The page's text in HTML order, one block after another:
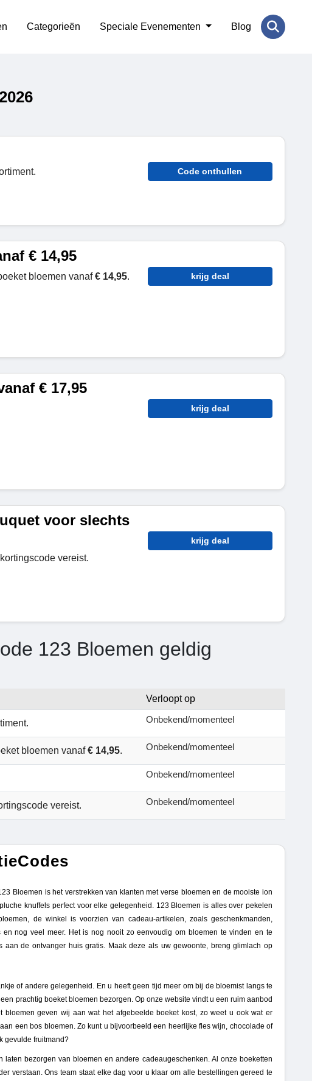
Categorieën Speciale Evenementen Blog
Code onthullen
€ 14,95
bloemen vanaf€ 14,95. krijg deal
€ 17,95
krijg deal
voor slechts
vereist.
krijg deal
123 Bloemen geldig
Verloopt op
Onbekend/momenteel
bloemen vanaf€ 14,95. Onbekend/momenteel
Onbekend/momenteel
vereist. Onbekend/momenteel
Bloemen is het verstrekken van klanten met verse bloemen en de mooiste ion
knuffels perfect voor elke gelegenheid. 123 Bloemen is alles over pekelen
de winkel is voorzien van cadeau-artikelen, zoals geschenkmanden,
nog veel meer. Het is nog nooit zo eenvoudig om bloemen te vinden en te
de ontvanger huis gratis. Maak deze als uw gewoonte, breng glimlach op
of andere gelegenheid. En u heeft geen tijd meer om bij de bloemist langs te
prachtig boeket bloemen bezorgen. Op onze website vindt u een ruim aanbod
geven wij aan wat het afgebeelde boeket kost, zo weet u ook wat er
een bos bloemen. Zo kunt u bijvoorbeeld een heerlijke fles wijn, chocolade of
gevulde fruitmand?
bezorgen van bloemen en andere cadeaugeschenken. Al onze boeketten
verstaan. Ons team staat elke dag voor u klaar om alle bestellingen gereed te